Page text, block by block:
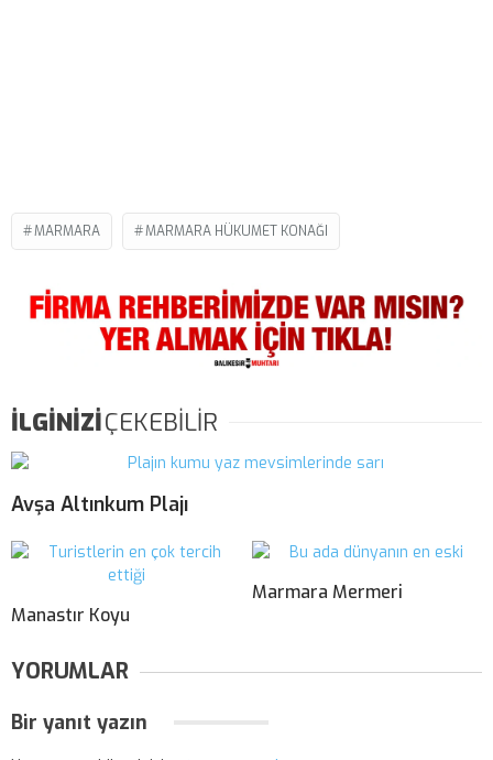
MARMARA MARMARA HÜKUMET KONAĞI
İLGİNİZİÇEKEBİLİR
Avşa Altınkum Plajı
Manastır Koyu
Marmara Mermeri
YORUMLAR
Bir yanıt yazın